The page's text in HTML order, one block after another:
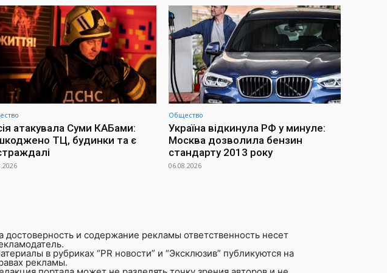
атакувала Суми КАБами:
ТЦ, будинки та є
Общество
Україна відкинула РФ у минуле:
Москва дозволила бензин
стандарту 2013 року
06.08.2026
достоверность и содержание рекламы ответственность несет
в рубриках “PR новости” и “Эксклюзив” публикуются на
рекламы.